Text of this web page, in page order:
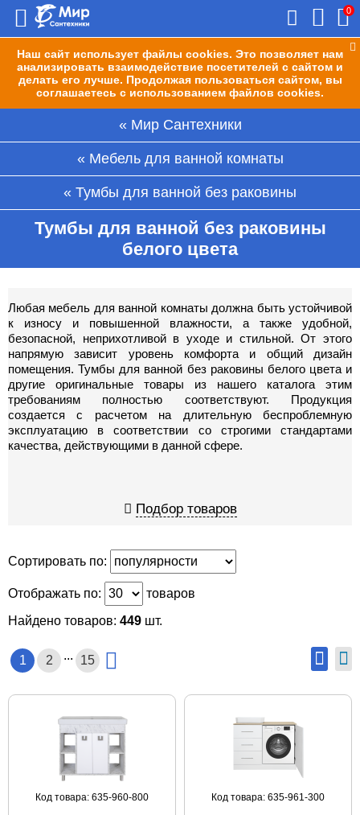
Наш сайт использует файлы cookies. Это позволяет нам
анализировать взаимодействие посетителей с сайтом и
делать его лучше. Продолжая пользоваться сайтом, вы
соглашаетесь с использованием файлов cookies.
0
Мир Сантехники
Мебель для ванной комнаты
Тумбы для ванной без раковины
Тумбы для ванной без раковины
белого цвета
Любая мебель для ванной комнаты должна быть устойчивой
к износу и повышенной влажности, а также удобной,
безопасной, неприхотливой в уходе и стильной. От этого
напрямую зависит уровень комфорта и общий дизайн
помещения. Тумбы для ванной без раковины белого цвета и
другие оригинальные товары из нашего каталога этим
требованиям полностью соответствуют. Продукция
создается с расчетом на длительную беспроблемную
эксплуатацию в соответствии со строгими стандартами
качества, действующими в данной сфере.
Подбор товаров
Сортировать по:
Отображать по:
товаров
Найдено товаров: 449 шт.
1 2 ... 15
Код товара: 635-960-800 Код товара: 635-961-300